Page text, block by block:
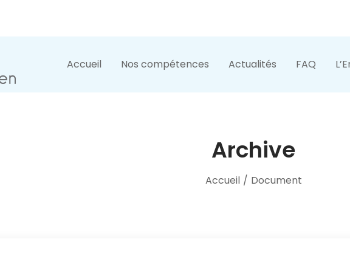
Accueil Nos compétences Actualités FAQ
Archive
Accueil / Document